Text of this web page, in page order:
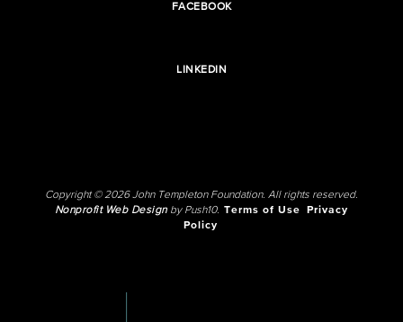
FACEBOOK
LINKEDIN
Copyright © 2026 John Templeton Foundation. All rights reserved.
Nonprofit Web Designby Push10. Terms of Use
Privacy
Policy